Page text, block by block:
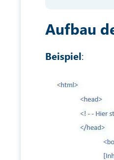
Aufbau
Beispiel: